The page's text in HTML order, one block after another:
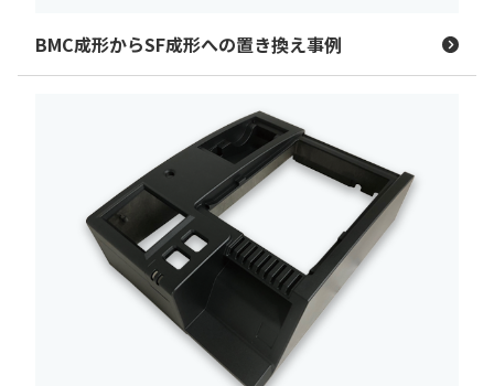
BMC成形からSF成形への置き換え事例